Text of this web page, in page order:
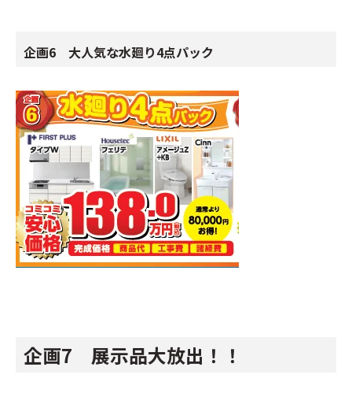
企画6 大人気な水廻り4点パック
企画7 展示品大放出！！